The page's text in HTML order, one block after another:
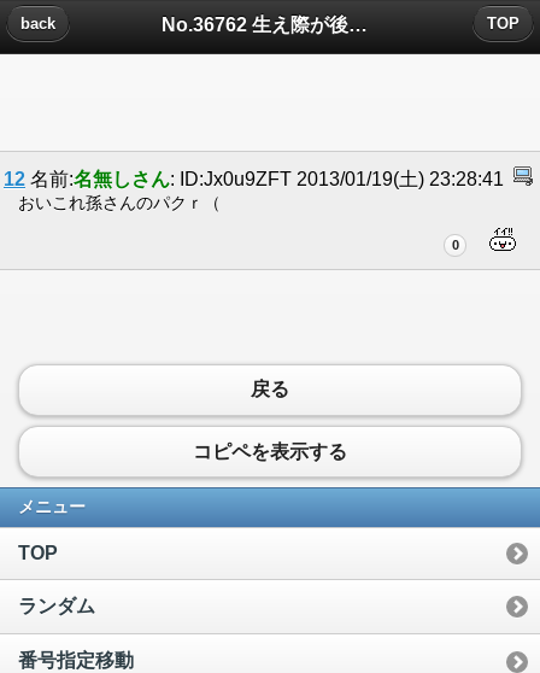
No.36762 生え際が後退してんじゃなくてについたコメント
back TOP
12 名前:名無しさん: ID:Jx0u9ZFT 2013/01/19(土) 23:28:41
おいこれ孫さんのパクｒ（
0
戻る
コピペを表示する
メニュー
TOP
ランダム
番号指定移動